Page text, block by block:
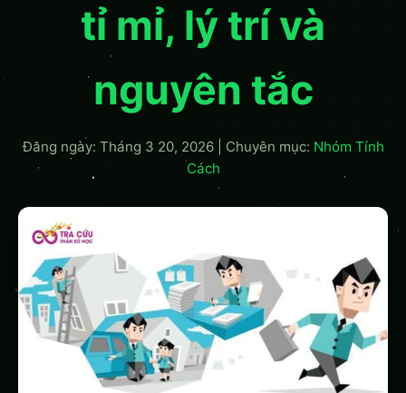
tỉ mỉ, lý trí và
nguyên tắc
Đăng ngày: Tháng 3 20, 2026| Chuyên mục: Nhóm Tính
Cách